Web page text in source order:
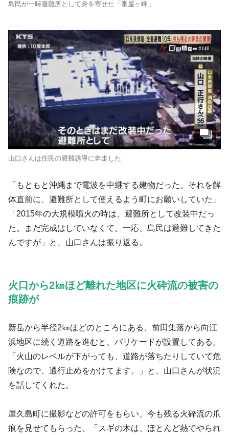
島民が一時避難所として身を寄せた「番屋ヶ峰」
山口さんは住民の避難誘導に奔走した
「もともと沖縄まで電波を中継する建物だった。それを解
体直前に、避難所として使えるよう町にお願いしていた」
「2015年の大規模噴火の時は、避難所として改装中だっ
た。まだ完成はしていなくて。一応、島民は避難してきた
んですが」と、山口さんは振り返る。
火口から2㎞ほど離れた地区に火砕流の被害の
痕跡が
新岳から半径2㎞ほどのところにある、前田集落から向江
浜地区に続く道路を進むと、バリケードが設置してある。
「火山のレベルが下がっても、道路が落ちたりしていて危
険なので、通行止めをかけてます。」と、山口さんが状況
を話してくれた。
屋久島町に撮影などの許可をもらい、今も残る火砕流の爪
痕を見せてもらった。「スギの木は、ほとんど熱でやられ